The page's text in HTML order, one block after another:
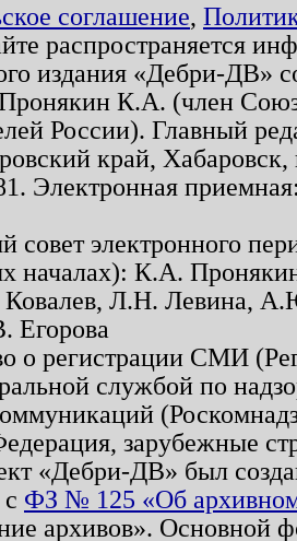
соглашение,
распространяется
издания «Дебри-ДВ»
К.А. (член
России). Главный
край,
Электронная
совет электронного
началах): К.А.
Л.Н. Левина,
Егорова
о регистрации СМИ
службой по
зарубежные
«Дебри-ДВ» был
ФЗ № 125 «Об
архивов». Основной